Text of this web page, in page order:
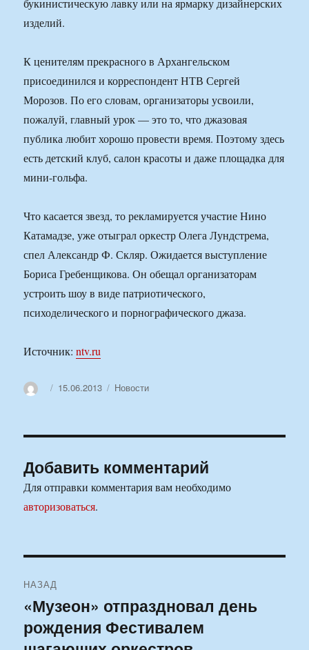
букинистическую лавку или на ярмарку дизайнерских
изделий.
К ценителям прекрасного в Архангельском
присоединился и корреспондент НТВ Сергей
Морозов. По его словам, организаторы усвоили,
пожалуй, главный урок — это то, что джазовая
публика любит хорошо провести время. Поэтому здесь
есть детский клуб, салон красоты и даже площадка для
мини-гольфа.
Что касается звезд, то рекламируется участие Нино
Катамадзе, уже отыграл оркестр Олега Лундстрема,
спел Александр Ф. Скляр. Ожидается выступление
Бориса Гребенщикова. Он обещал организаторам
устроить шоу в виде патриотического,
психоделического и порнографического джаза.
Источник:ntv.ru
АвторОпубликовано
15.06.2013 Рубрики
Новости
Добавить комментарий
Для отправки комментария вам необходимо
авторизоваться.
по
записям
НАЗАД
Предыдущая
запись:
«Музеон» отпраздновал день
рождения Фестивалем